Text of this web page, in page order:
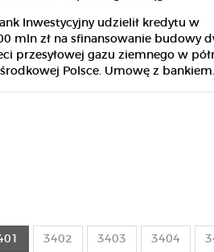
Inwestycyjny udzielił kredytu w
mln zł na sfinansowanie budowy
przesyłowej gazu ziemnego w
Polsce. Umowę z
3402 3403 3404